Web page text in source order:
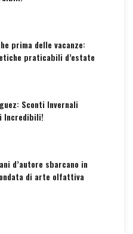
prima delle vacanze:
praticabili d’estate
Sconti Invernali
Incredibili!
d’autore sbarcano in
di arte olfattiva